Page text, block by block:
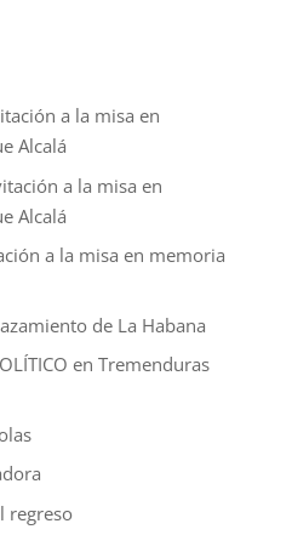
a la misa en
Alcalá
a la misa en
Alcalá
a la misa en memoria
de La Habana
en Tremenduras
regreso